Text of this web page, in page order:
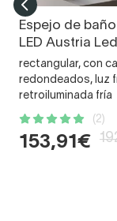
Espejo de
LED Austria
rectangular, con
redondeados, luz
retroiluminada fría
(2)
153,91€